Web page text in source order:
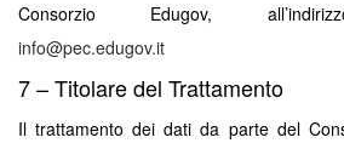
Consorzio Edugov,
info@pec.edugov.it
7 – Titolare del Trattamento
Il trattamento dei dati da parte del